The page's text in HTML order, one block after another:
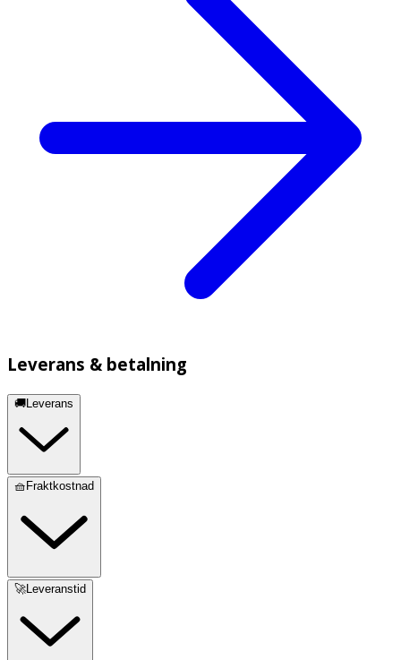
Leverans & betalning
🚚Leverans
🧺Fraktkostnad
🚀Leveranstid